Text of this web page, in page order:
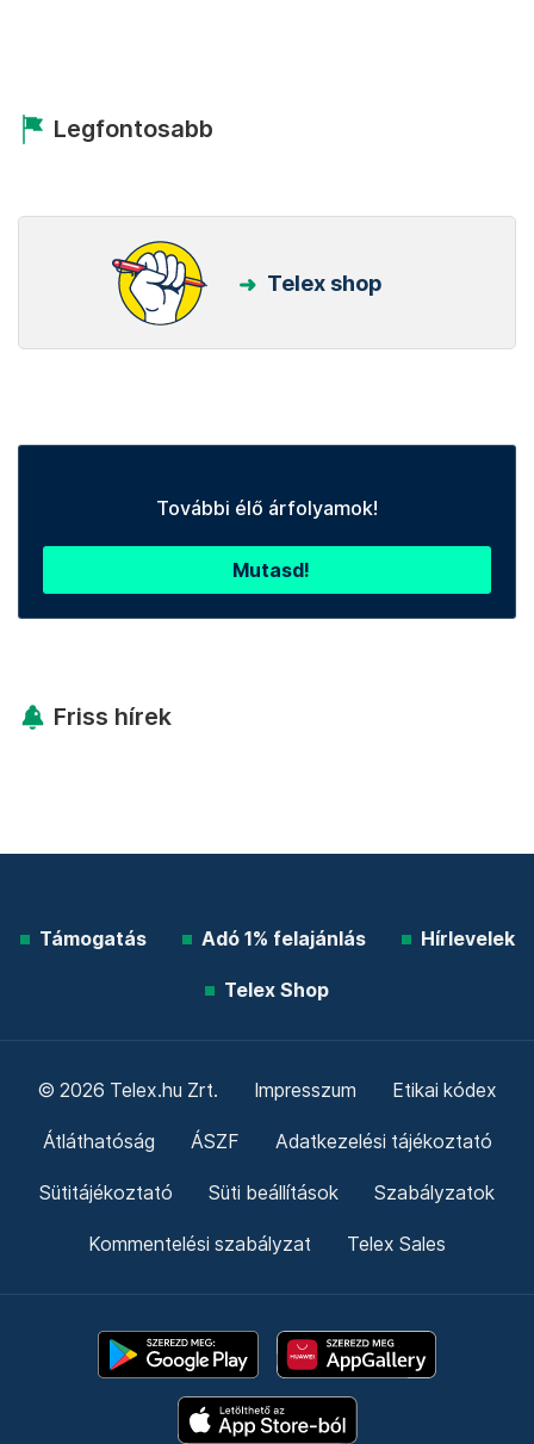
Legfontosabb
Telex shop
További élő árfolyamok!
Mutasd!
Friss hírek
Támogatás Adó 1% felajánlás Hírlevelek
Telex Shop
© 2026 Telex.hu Zrt. Impresszum Etikai kódex
Átláthatóság ÁSZF Adatkezelési tájékoztató
Sütitájékoztató Süti beállítások Szabályzatok
Kommentelési szabályzat Telex Sales